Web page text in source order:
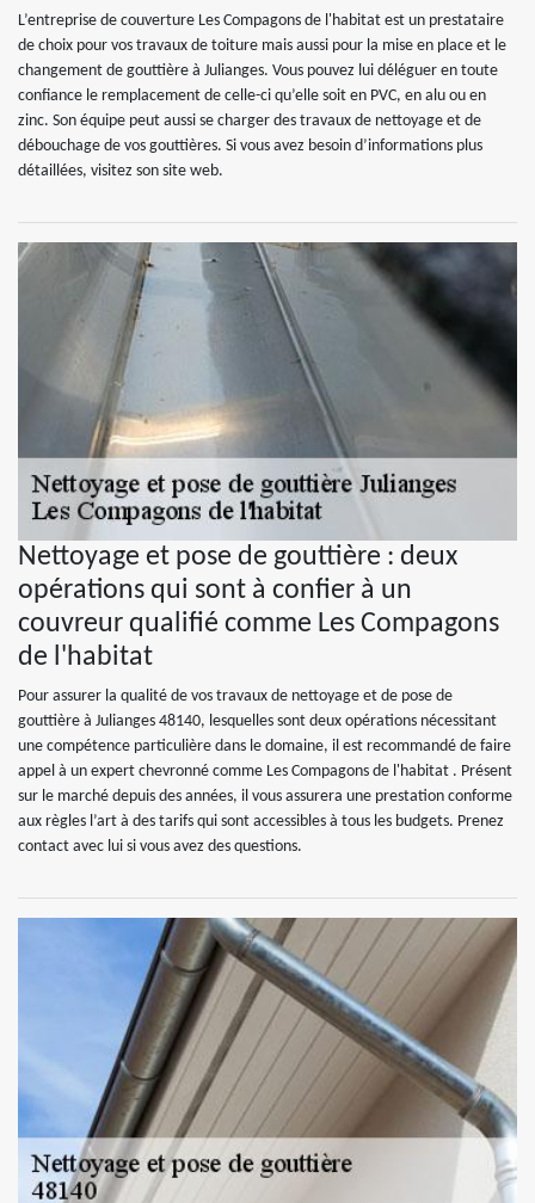
L’entreprise de couverture Les Compagons de l'habitat est un prestataire
de choix pour vos travaux de toiture mais aussi pour la mise en place et le
changement de gouttière à Julianges. Vous pouvez lui déléguer en toute
confiance le remplacement de celle-ci qu’elle soit en PVC, en alu ou en
zinc. Son équipe peut aussi se charger des travaux de nettoyage et de
débouchage de vos gouttières. Si vous avez besoin d’informations plus
détaillées, visitez son site web.
Nettoyage et pose de gouttière : deux
opérations qui sont à confier à un
couvreur qualifié comme Les Compagons
de l'habitat
Pour assurer la qualité de vos travaux de nettoyage et de pose de
gouttière à Julianges 48140, lesquelles sont deux opérations nécessitant
une compétence particulière dans le domaine, il est recommandé de faire
appel à un expert chevronné comme Les Compagons de l'habitat . Présent
sur le marché depuis des années, il vous assurera une prestation conforme
aux règles l’art à des tarifs qui sont accessibles à tous les budgets. Prenez
contact avec lui si vous avez des questions.